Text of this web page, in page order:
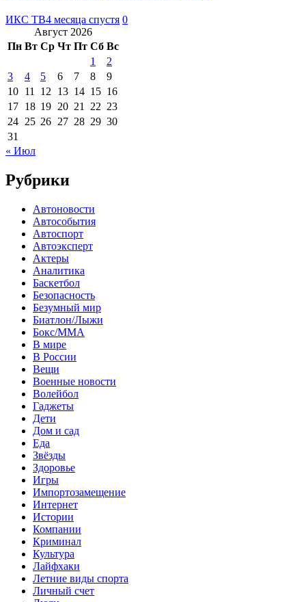
ИКС ТВ4 месяца спустя 0
Август 2026
Пн Вт Ср Чт Пт Сб Вс
1
2
3
4 5 6 7 8
9
10 11 12 13 14 15 16
17 18 19 20 21 22 23
24 25 26 27 28 29 30
31
« Июл
Рубрики
Автоновости
Автособытия
Автоспорт
Автоэксперт
Актеры
Аналитика
Баскетбол
Безопасность
Безумный мир
Биатлон/Лыжи
Бокс/MMA
В мире
В России
Вещи
Военные новости
Волейбол
Гаджеты
Дети
Дом и сад
Еда
Звёзды
Здоровье
Игры
Импортозамещение
Интернет
Истории
Компании
Криминал
Культура
Лайфхаки
Летние виды спорта
Личный счет